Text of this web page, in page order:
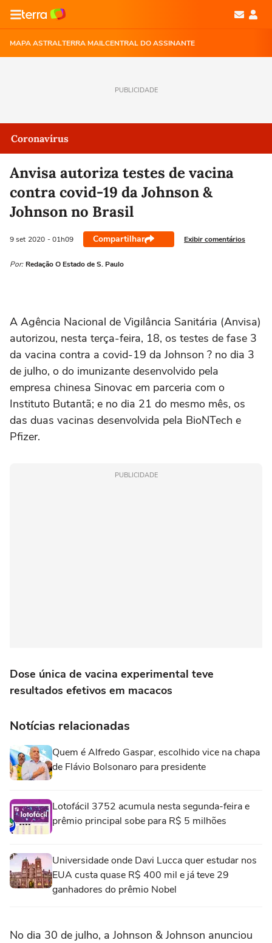
MAPA ASTRALTERRA MAILCENTRAL DO ASSINANTE
PUBLICIDADE
Coronavírus
Anvisa autoriza testes de vacina
contra covid-19 da Johnson &
Johnson no Brasil
9 set 2020 - 01h09 Compartilhar Exibir comentários
Por: Redação O Estado de S. Paulo
A Agência Nacional de Vigilância Sanitária (Anvisa)
autorizou, nesta terça-feira, 18, os testes de fase 3
da vacina contra a covid-19 da Johnson ? no dia 3
de julho, o do imunizante desenvolvido pela
empresa chinesa Sinovac em parceria com o
Instituto Butantã; e no dia 21 do mesmo mês, os
das duas vacinas desenvolvida pela BioNTech e
Pfizer.
PUBLICIDADE
Dose única de vacina experimental teve
resultados efetivos em macacos
Notícias relacionadas
Quem é Alfredo Gaspar, escolhido vice na chapa
de Flávio Bolsonaro para presidente
Lotofácil 3752 acumula nesta segunda-feira e
prêmio principal sobe para R$ 5 milhões
Universidade onde Davi Lucca quer estudar nos
EUA custa quase R$ 400 mil e já teve 29
ganhadores do prêmio Nobel
No dia 30 de julho, a Johnson & Johnson anunciou